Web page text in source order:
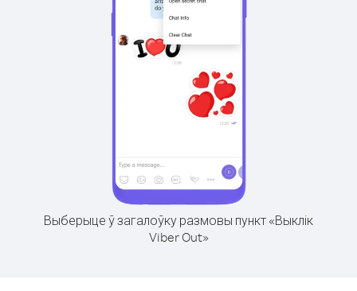
Выберыце ў загалоўку размовы пункт «Выклік
Viber Out»